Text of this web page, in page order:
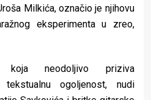
Milkića, označio je njihovu
eksperimenta u zreo,
koja neodoljivo priziva
ogoljenost, nudi